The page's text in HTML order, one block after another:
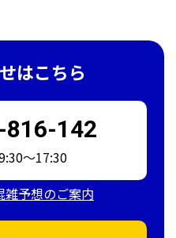
はこちら
816-142
～17:30
雑予想のご案内